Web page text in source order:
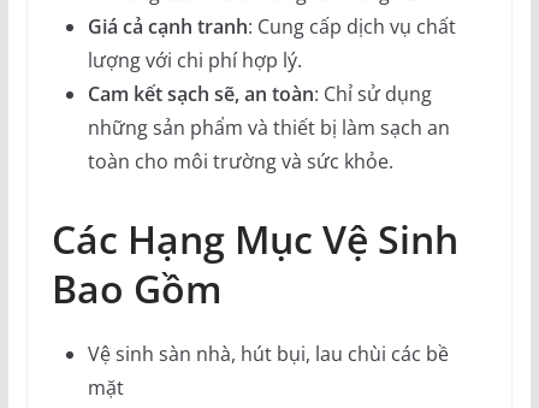
Giá cả cạnh tranh: Cung cấp dịch vụ chất
lượng với chi phí hợp lý.
Cam kết sạch sẽ, an toàn: Chỉ sử dụng
những sản phẩm và thiết bị làm sạch an
toàn cho môi trường và sức khỏe.
Các Hạng Mục Vệ Sinh
Bao Gồm
Vệ sinh sàn nhà, hút bụi, lau chùi các bề
mặt